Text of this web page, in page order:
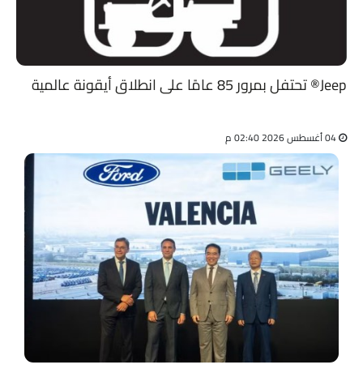
Jeep®️ تحتفل بمرور 85 عامًا على انطلاق أيقونة عالمية